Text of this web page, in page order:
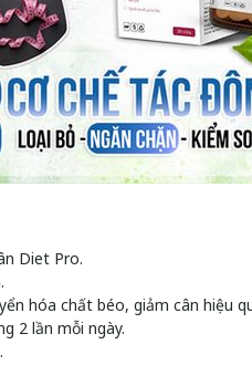
Diet Pro.
hóa chất béo, giảm cân hiệu
2 lần mỗi ngày.